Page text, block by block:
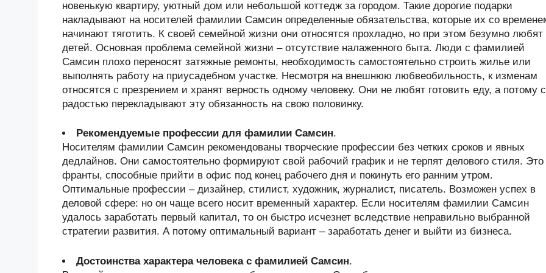
новенькую квартиру, уютный дом или небольшой коттедж за городом. Такие дорогие подарки
накладывают на носителей фамилии Самсин определенные обязательства, которые их со
начинают тяготить. К своей семейной жизни они относятся прохладно, но при этом безумно любят
детей. Основная проблема семейной жизни – отсутствие налаженного быта. Люди с фамилией
Самсин плохо переносят затяжные ремонты, необходимость самостоятельно строить жилье или
выполнять работу на приусадебном участке. Несмотря на внешнюю любвеобильность, к изменам
относятся с презрением и хранят верность одному человеку. Они не любят готовить еду, а потому с
радостью перекладывают эту обязанность на свою половинку.
Рекомендуемые профессии для фамилии Самсин.
Носителям фамилии Самсин рекомендованы творческие профессии без четких сроков и явных
дедлайнов. Они самостоятельно формируют свой рабочий график и не терпят делового стиля. Это
франты, способные прийти в офис под конец рабочего дня и покинуть его ранним утром.
Оптимальные профессии – дизайнер, стилист, художник, журналист, писатель. Возможен успех в
деловой сфере: но он чаще всего носит временный характер. Если носителям фамилии Самсин
удалось заработать первый капитал, то он быстро исчезнет вследствие неправильно выбранной
стратегии развития. А потому оптимальный вариант – заработать денег и выйти из бизнеса.
Достоинства характера человека с фамилией Самсин.